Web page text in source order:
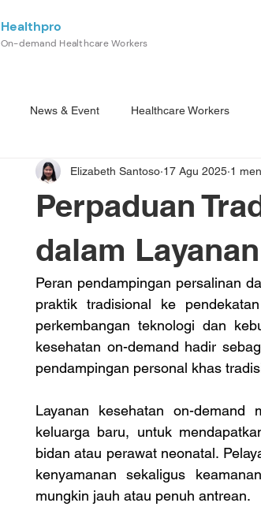
Healthpro
On-demand Healthcare Workers
News & Event Healthcare Workers
Perpaduan
dalam
Elizabeth Santoso 17 Agu 2025 1
Peran pendampingan persalinan
praktik tradisional ke
perkembangan teknologi dan
kesehatan on-demand hadir
pendampingan personal khas
Layanan kesehatan on-demand
keluarga baru, untuk
bidan atau perawat neonatal.
kenyamanan sekaligus
mungkin jauh atau penuh antrean.